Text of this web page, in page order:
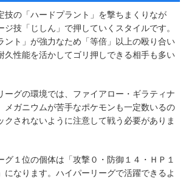
技の「ハードプラント」を撃ちまくりなが
ジ技「じしん」で押していくスタイルです。
ント」が強力なため「等倍」以上の殴り合い
久性能を活かしてゴリ押しできる相手も多い
ーグの環境では、ファイアロー・ギラティナ
メガニウムが苦手なポケモンも一定数いるの
クされないように注意して戦う必要がありま
グ１位の個体は「攻撃０・防御１４・ＨＰ１
になります。ハイパーリーグで活躍できるよ